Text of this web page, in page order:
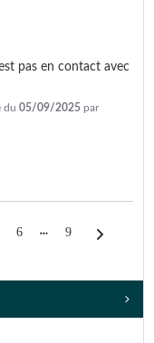
pas en contact avec
du 05/09/2025 par
6 9